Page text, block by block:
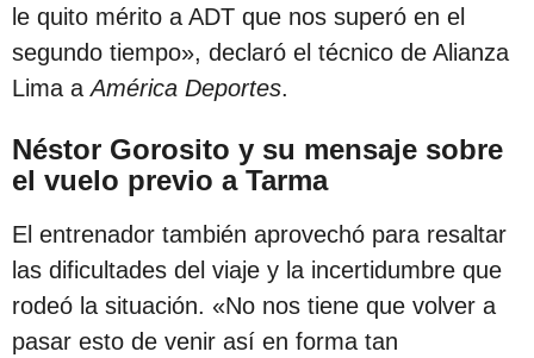
le quito mérito a ADT que nos superó en el
segundo tiempo», declaró el técnico de Alianza
Lima aAmérica Deportes.
Néstor Gorosito y su mensaje sobre
el vuelo previo a Tarma
El entrenador también aprovechó para resaltar
las dificultades del viaje y la incertidumbre que
rodeó la situación. «No nos tiene que volver a
pasar esto de venir así en forma tan